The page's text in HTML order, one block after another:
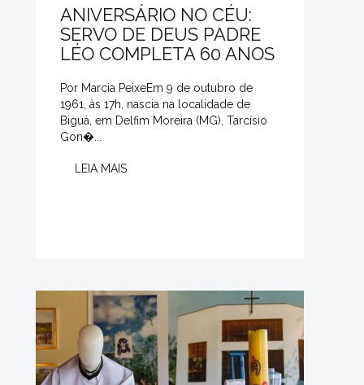
ANIVERSÁRIO NO CÉU:
SERVO DE DEUS PADRE
LÉO COMPLETA 60 ANOS
Por Marcia PeixeEm 9 de outubro de
1961, às 17h, nascia na localidade de
Biguá, em Delfim Moreira (MG), Tarcísio
Gon�...
LEIA MAIS